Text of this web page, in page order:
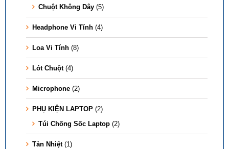
Chuột Không Dây (5)
Headphone Vi Tính (4)
Loa Vi Tính (8)
Lót Chuột (4)
Microphone (2)
PHỤ KIỆN LAPTOP (2)
Túi Chống Sốc Laptop (2)
Tản Nhiệt (1)